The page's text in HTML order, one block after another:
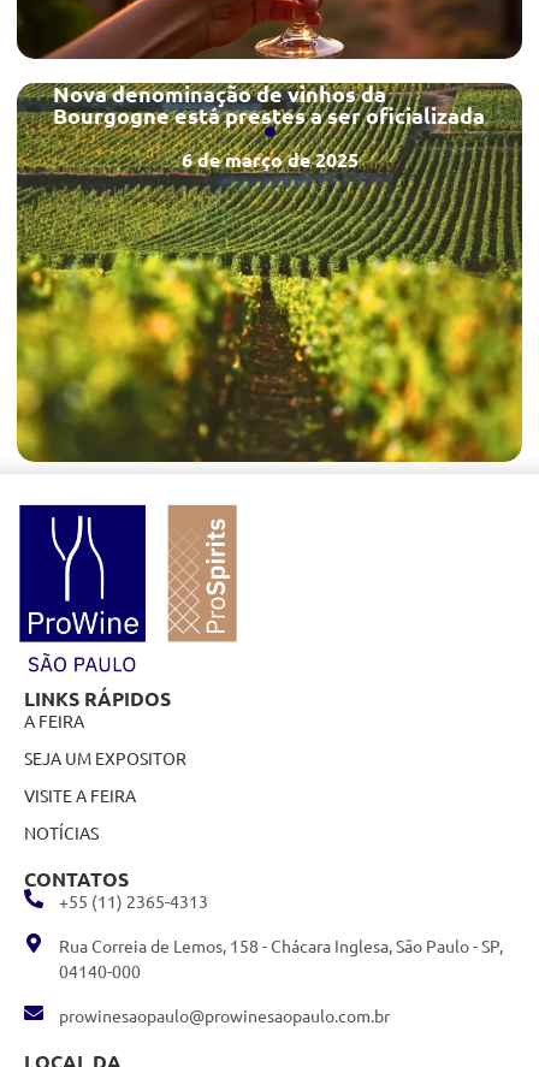
Nova denominação de vinhos da
Bourgogne está prestes a ser oficializada
6 de março de 2025
LINKS RÁPIDOS
A FEIRA
SEJA UM EXPOSITOR
VISITE A FEIRA
NOTÍCIAS
+55 (11) 2365-4313
Rua Correia de Lemos, 158 - Chácara Inglesa, São Paulo - SP,
04140-000
prowinesaopaulo@prowinesaopaulo.com.br
CONTATOS
LOCAL DA